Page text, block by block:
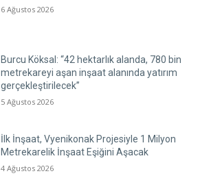
6 Ağustos 2026
Burcu Köksal: “42 hektarlık alanda, 780 bin
metrekareyi aşan inşaat alanında yatırım
gerçekleştirilecek”
5 Ağustos 2026
İlk İnşaat, Vyenikonak Projesiyle 1 Milyon
Metrekarelik İnşaat Eşiğini Aşacak
4 Ağustos 2026